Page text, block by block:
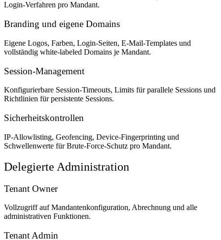
Login-Verfahren pro Mandant.
Branding und eigene Domains
Eigene Logos, Farben, Login-Seiten, E-Mail-Templates und
vollständig white-labeled Domains je Mandant.
Session-Management
Konfigurierbare Session-Timeouts, Limits für parallele Sessions und
Richtlinien für persistente Sessions.
Sicherheitskontrollen
IP-Allowlisting, Geofencing, Device-Fingerprinting und
Schwellenwerte für Brute-Force-Schutz pro Mandant.
Delegierte Administration
Tenant Owner
Vollzugriff auf Mandantenkonfiguration, Abrechnung und alle
administrativen Funktionen.
Tenant Admin